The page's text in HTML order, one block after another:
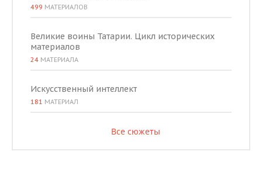
499 МАТЕРИАЛОВ
Великие воины Татарии. Цикл исторических
материалов
24 МАТЕРИАЛА
Искусственный интеллект
181 МАТЕРИАЛ
Все сюжеты